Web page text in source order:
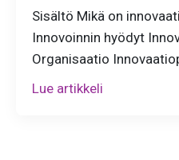
Sisältö Mikä on
Innovoinnin hyödyt
Organisaatio
Lue artikkeli